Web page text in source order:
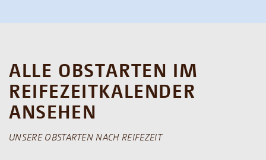
ALLE OBSTARTEN IM
REIFEZEITKALENDER
ANSEHEN
UNSERE OBSTARTEN NACH REIFEZEIT